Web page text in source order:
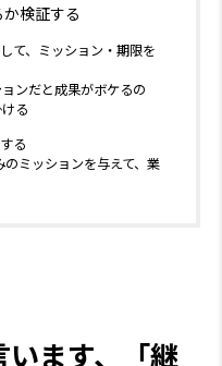
検証する
て、ミッション・期限を
ンだと成果がボケるの
る
る
ミッションを与えて、業
ます、「継